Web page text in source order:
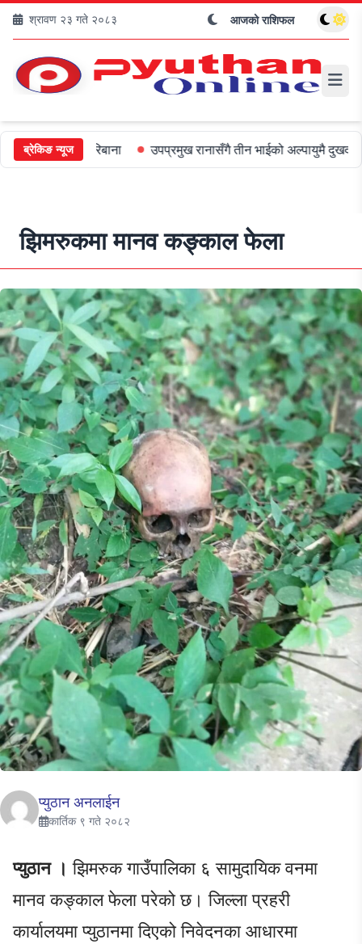
श्रावण २३ गते २०८३ आजको राशिफल
ब्रेकिङ न्यूज
जरिबाना उपप्रमुख रानासँगै तीन भाईको अल्पायुमै दुखद निधन ओली
झिमरुकमा मानव कङ्काल फेला
प्युठान अनलाईन
कार्तिक ९ गते २०८२
प्युठान ।झिमरुक गाउँपालिका ६ सामुदायिक वनमा
मानव कङ्काल फेला परेको छ। जिल्ला प्रहरी
कार्यालयमा प्युठानमा दिएको निवेदनका आधारमा